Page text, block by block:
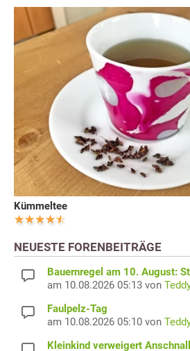
Kümmeltee
NEUESTE FORENBEITRÄGE
Bauernregel am 10. August:
am 10.08.2026 05:13 von
Faulpelz-Tag
am 10.08.2026 05:10 von
Kleinkind verweigert